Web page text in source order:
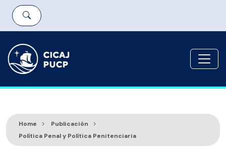
Home
Publicación
Política Penal y Política Penitenciaria